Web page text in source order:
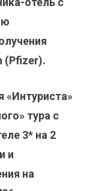
(Pfizer).
«Интуриста»
тура с
3* на 2
и
на